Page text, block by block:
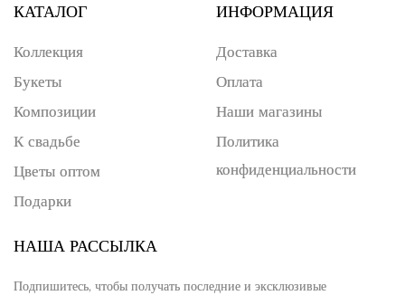
КАТАЛОГ
Коллекция
Букеты
Композиции
К свадьбе
Цветы оптом
Подарки
ИНФОРМАЦИЯ
Доставка
Оплата
Наши магазины
Политика
конфиденциальности
НАША РАССЫЛКА
Подпишитесь, чтобы получать последние и эксклюзивые